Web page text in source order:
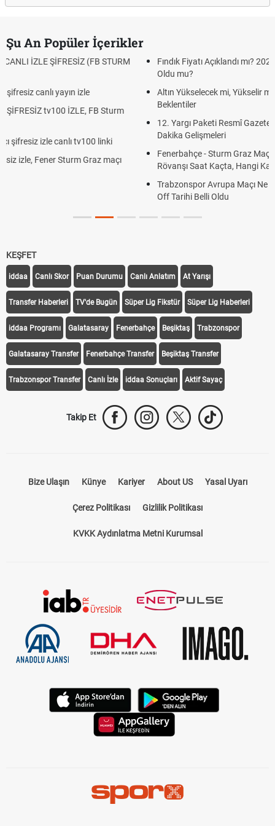
Şu An Popüler İçerikler
STURM
Sturm
maçı
Fındık Fiyatı Açıklandı mı? 2026 TMO Fındık Alım
Altın Yükselecek mi, Yükselir mi? Altın Fiyatları İçin Son
Beklentiler
12. Yargı Paketi Resmî Gazete'de Yayımlandı mı? 2026
Fenerbahçe - Sturm Graz Maçı Ne Zaman? Şampiyonlar
Rövanşı Saat Kaçta, Hangi Kanalda?
Trabzonspor Avrupa Maçı Ne Zaman? UEFA Avrupa Ligi
KEŞFET
iddaa Canlı Skor Puan Durumu Canlı Anlatım At Yarışı
Transfer Haberleri TV'de Bugün Süper Lig Fikstür Süper Lig Haberleri
iddaa Programı Galatasaray Fenerbahçe Beşiktaş Trabzonspor
Galatasaray Transfer Fenerbahçe Transfer Beşiktaş Transfer
Trabzonspor Transfer Canlı İzle iddaa Sonuçları Aktif Sayaç
Takip Et
Bize Ulaşın Künye Kariyer About US Yasal Uyarı
Çerez Politikası Gizlilik Politikası
KVKK Aydınlatma Metni Kurumsal